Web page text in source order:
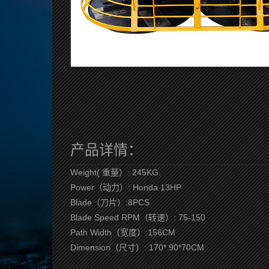
产品详情：
Weight( 重量）: 245KG.
Power（动力）: Honda 13HP
Blade（刀片）:8PCS
Blade Speed RPM（转速）: 75-150
Path Width（宽度）:156CM
Dimension（尺寸）: 170* 90*70CM